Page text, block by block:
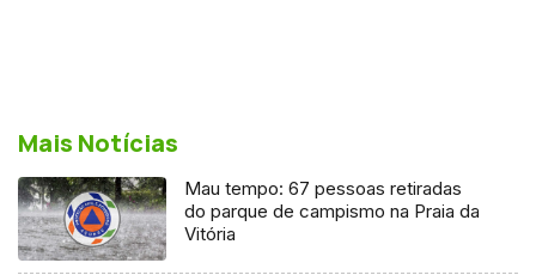
Mais Notícias
Mau tempo: 67 pessoas retiradas
do parque de campismo na Praia da
Vitória